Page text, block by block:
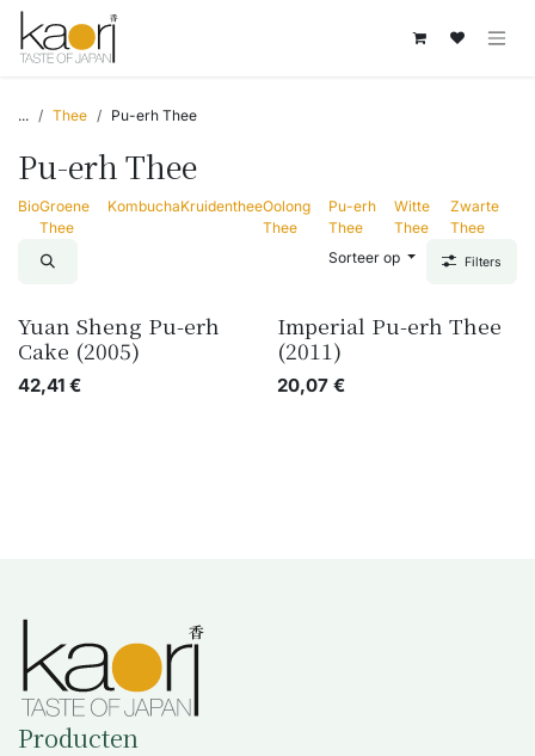
Overslaan naar inhoud
... Thee Pu-erh Thee
Pu-erh Thee
BioGroene
Thee
KombuchaKruidentheeOolong
Thee
Pu-erh
Thee
Witte
Thee
Zwarte
Thee
Sorteer op
Filters
Yuan Sheng Pu-erh
Cake (2005)
42,41 €
Imperial Pu-erh Thee
(2011)
20,07€
Producten